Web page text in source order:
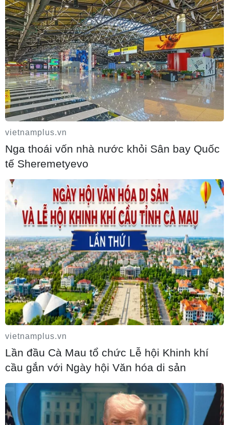
vietnamplus.vn
Nga thoái vốn nhà nước khỏi Sân bay Quốc
tế Sheremetyevo
vietnamplus.vn
Lần đầu Cà Mau tổ chức Lễ hội Khinh khí
cầu gắn với Ngày hội Văn hóa di sản